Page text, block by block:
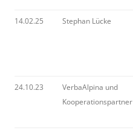
14.02.25 Stephan Lücke
24.10.23
VerbaAlpina und
Kooperationspartner